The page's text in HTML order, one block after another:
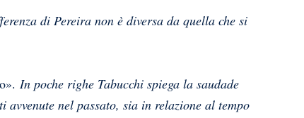
di Pereira non è diversa da quella che si
In poche righe Tabucchi spiega la saudade
avvenute nel passato, sia in relazione al tempo